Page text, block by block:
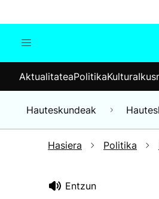
Munduko albisteak
AktualitateaPolitikaKultura
Hauteskundeak
Hasiera Politika
Entzun